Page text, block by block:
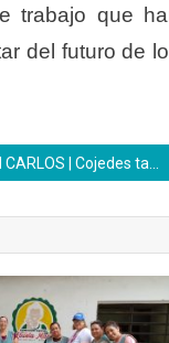
trabajo que
del futuro de
SAN CARLOS | Cojedes también participó en la entrega simultánea de títulos a bachilleres productivos